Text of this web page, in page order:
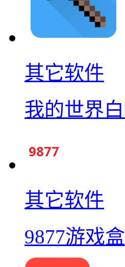
其它软件
我的世界
其它软件
9877游戏盒